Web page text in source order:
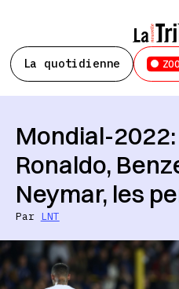
La quotidienne
Mondial-
Ronaldo,
Neymar, les
Par LNT